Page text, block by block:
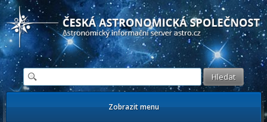
Česká astronomická společnost - Informační astronomický server
Zobrazit menu